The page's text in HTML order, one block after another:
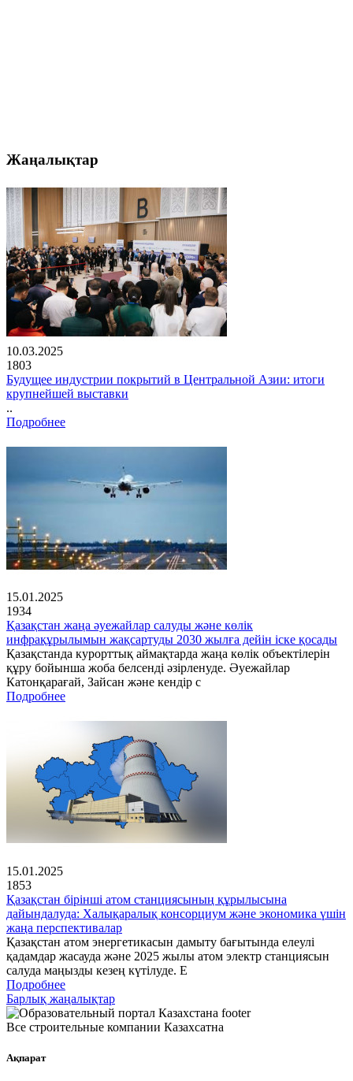
Жаңалықтар
10.03.2025
1803
Будущее индустрии покрытий в Центральной Азии: итоги
крупнейшей выставки
..
Подробнее
15.01.2025
1934
Қазақстан жаңа әуежайлар салуды және көлік
инфрақұрылымын жақсартуды 2030 жылға дейін іске қосады
Қазақстанда курорттық аймақтарда жаңа көлік объектілерін
құру бойынша жоба белсенді әзірленуде. Әуежайлар
Катонқарағай, Зайсан және кендір с
Подробнее
15.01.2025
1853
Қазақстан бірінші атом станциясының құрылысына
дайындалуда: Халықаралық консорциум және экономика үшін
жаңа перспективалар
Қазақстан атом энергетикасын дамыту бағытында елеулі
қадамдар жасауда және 2025 жылы атом электр станциясын
салуда маңызды кезең күтілуде. Е
Подробнее
Барлық жаңалықтар
Все строительные компании Казахсатна
Ақпарат